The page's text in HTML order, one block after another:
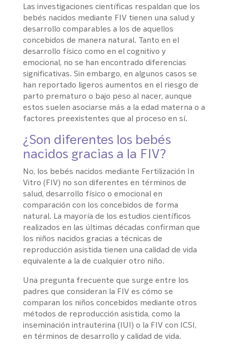
Las investigaciones científicas respaldan que los
bebés nacidos mediante FIV tienen una salud y
desarrollo comparables a los de aquellos
concebidos de manera natural. Tanto en el
desarrollo físico como en el cognitivo y
emocional, no se han encontrado diferencias
significativas. Sin embargo, en algunos casos se
han reportado ligeros aumentos en el riesgo de
parto prematuro o bajo peso al nacer, aunque
estos suelen asociarse más a la edad materna o a
factores preexistentes que al proceso en sí.
¿Son diferentes los bebés
nacidos gracias a la FIV?
No, los bebés nacidos mediante Fertilización In
Vitro (FIV) no son diferentes en términos de
salud, desarrollo físico o emocional en
comparación con los concebidos de forma
natural. La mayoría de los estudios científicos
realizados en las últimas décadas confirman que
los niños nacidos gracias a técnicas de
reproducción asistida tienen una calidad de vida
equivalente a la de cualquier otro niño.
Una pregunta frecuente que surge entre los
padres que consideran la FIV es cómo se
comparan los niños concebidos mediante otros
métodos de reproducción asistida, como la
inseminación intrauterina (IUI) o la FIV con ICSI,
en términos de desarrollo y calidad de vida.